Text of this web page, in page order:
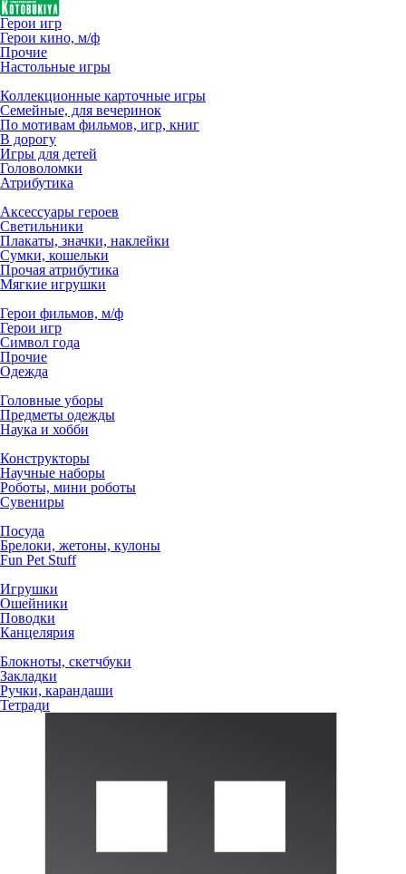
Герои игр
Герои кино, м/ф
Прочие
Настольные игры
Коллекционные карточные игры
Семейные, для вечеринок
По мотивам фильмов, игр, книг
В дорогу
Игры для детей
Головоломки
Атрибутика
Аксессуары героев
Светильники
Плакаты, значки, наклейки
Сумки, кошельки
Прочая атрибутика
Мягкие игрушки
Герои фильмов, м/ф
Герои игр
Символ года
Прочие
Одежда
Головные уборы
Предметы одежды
Наука и хобби
Конструкторы
Научные наборы
Роботы, мини роботы
Сувениры
Посуда
Брелоки, жетоны, кулоны
Fun Pet Stuff
Игрушки
Ошейники
Поводки
Канцелярия
Блокноты, скетчбуки
Закладки
Ручки, карандаши
Тетради